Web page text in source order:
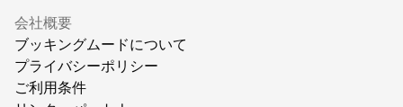
会社概要
ブッキングムードについて
プライバシーポリシー
ご利用条件